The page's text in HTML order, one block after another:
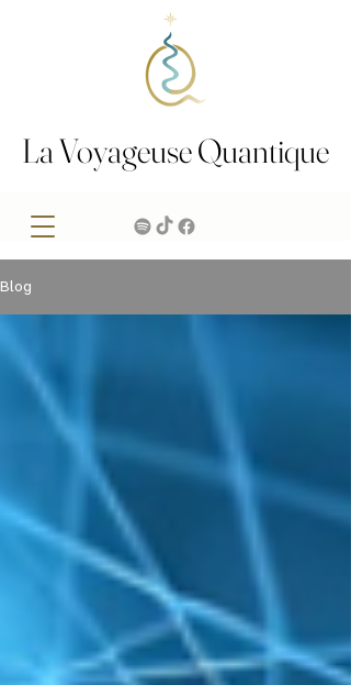
La Voyageuse Quantique
La Voyageuse Quantique
Blog